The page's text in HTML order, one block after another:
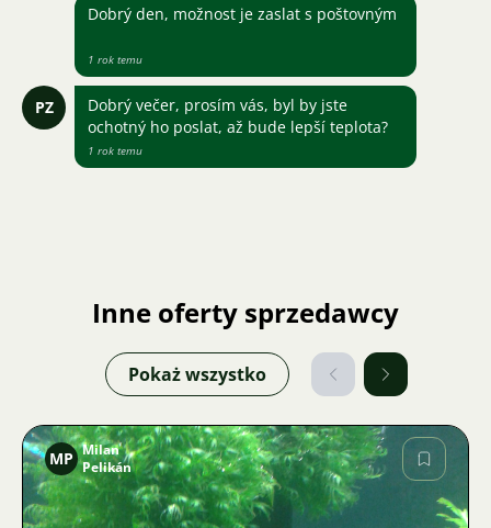
Dobrý den, možnost je zaslat s poštovným
1 rok temu
PZ
Dobrý večer, prosím vás, byl by jste
ochotný ho poslat, až bude lepší teplota?
1 rok temu
Inne oferty sprzedawcy
Pokaż wszystko
MP Milan
Pelikán